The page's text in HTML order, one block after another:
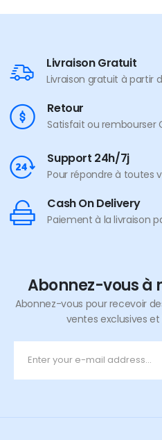
Livraison Gratuit
Livraison gratuit à partir
Retour
Satisfait ou rembourser
Support 24h/7j
Pour répondre à toutes
Cash On Delivery
Paiement à la livraison
Abonnez-vous à
Abonnez-vous pour recevoir
ventes exclusives et